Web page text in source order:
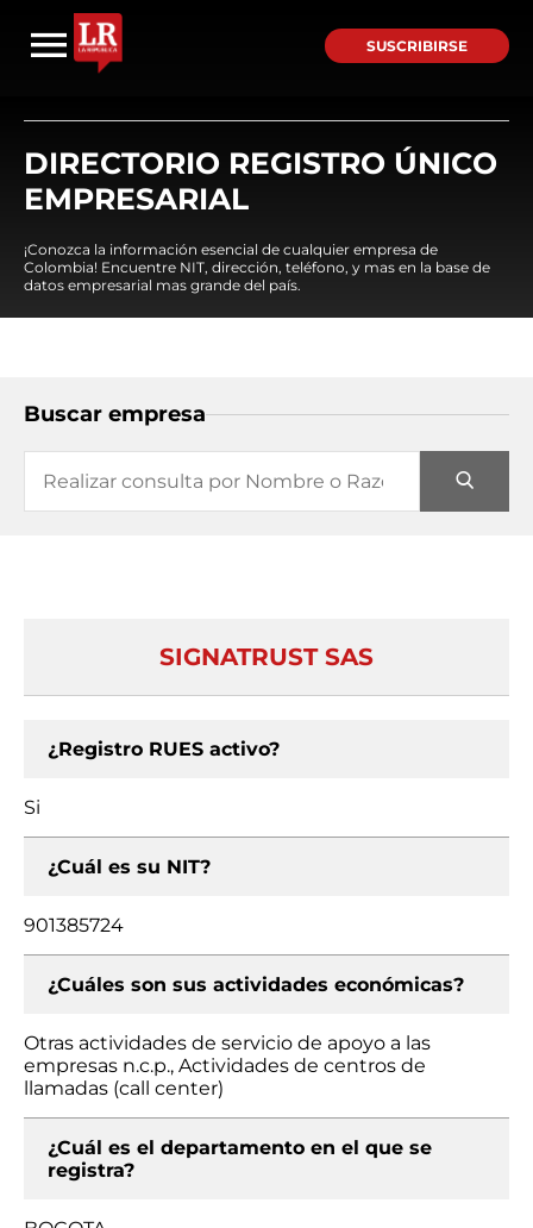
SUSCRIBIRSE
DIRECTORIO REGISTRO ÚNICO
EMPRESARIAL
¡Conozca la información esencial de cualquier empresa de
Colombia! Encuentre NIT, dirección, teléfono, y mas en la base de
datos empresarial mas grande del país.
Buscar empresa
SIGNATRUST SAS
¿Registro RUES activo?
Si
¿Cuál es su NIT?
901385724
¿Cuáles son sus actividades económicas?
Otras actividades de servicio de apoyo a las
empresas n.c.p., Actividades de centros de
llamadas (call center)
¿Cuál es el departamento en el que se
registra?